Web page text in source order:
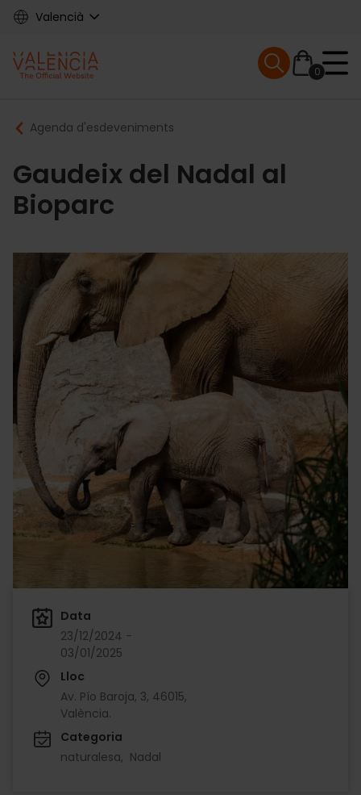
Skip
content
Valencià
Main
navigation
0
Mobile menu
Breadcrumb
Agenda d'esdeveniments
Gaudeix del Nadal al
Bioparc
Data
23/12/2024 -
03/01/2025
Lloc
Av. Pío Baroja, 3, 46015,
València.
Categoria
naturalesa
Nadal